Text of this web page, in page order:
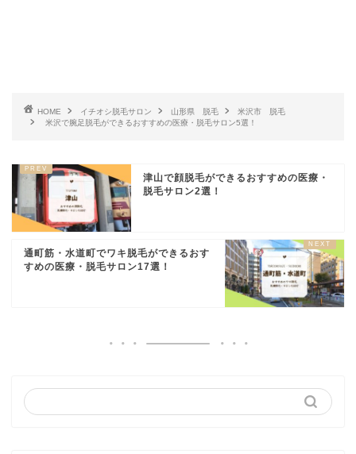
HOME イチオシ脱毛サロン 山形県 脱毛
米沢市 脱毛
米沢で腕足脱毛ができるおすすめの医療・脱毛サロン5選！
津山で顔脱毛ができるおすすめの医療・
脱毛サロン2選！
通町筋・水道町でワキ脱毛ができるおす
すめの医療・脱毛サロン17選！